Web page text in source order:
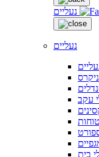
נעליים
נעליים
עקב
בית